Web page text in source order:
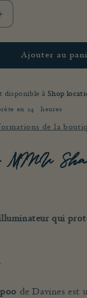
Augmenter
Ajouter au
disponible à Shop
en 24 heures
de la
MINU
qui
de Davines est